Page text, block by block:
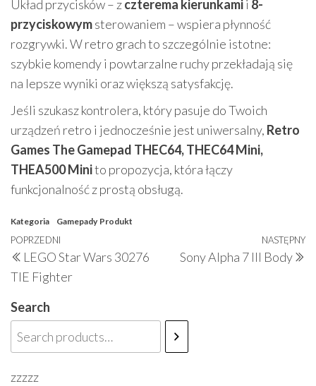
Układ przycisków – zczterema kierunkamii 8-
przyciskowymsterowaniem – wspiera płynność
rozgrywki. W retro grach to szczególnie istotne:
szybkie komendy i powtarzalne ruchy przekładają się
na lepsze wyniki oraz większą satysfakcję.
Jeśli szukasz kontrolera, który pasuje do Twoich
urządzeń retro i jednocześnie jest uniwersalny, Retro
Games The Gamepad THEC64, THEC64 Mini,
THEA500 Minito propozycja, która łączy
funkcjonalność z prostą obsługą.
Kategoria Gamepady Produkt
Nawigacja
wpisu
Poprzedni
wpis
POPRZEDNI
LEGO Star Wars 30276
TIE Fighter
NASTĘPNY
Sony Alpha 7 III Body
Search
zzzzz